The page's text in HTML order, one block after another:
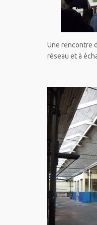
Une rencontre
réseau et à